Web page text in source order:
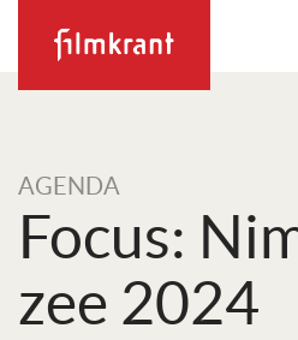
AGENDA
Focus:
zee 2024